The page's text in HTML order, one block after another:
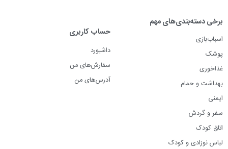
برخی دسته‌بندی‌های مهم
اسباب‌بازی
پوشک
غذاخوری
بهداشت و حمام
ایمنی
سفر و گردش
اتاق کودک
لباس نوزادی و کودک
حساب کاربری
داشبورد
سفارش‌های من
آدرس‌های من